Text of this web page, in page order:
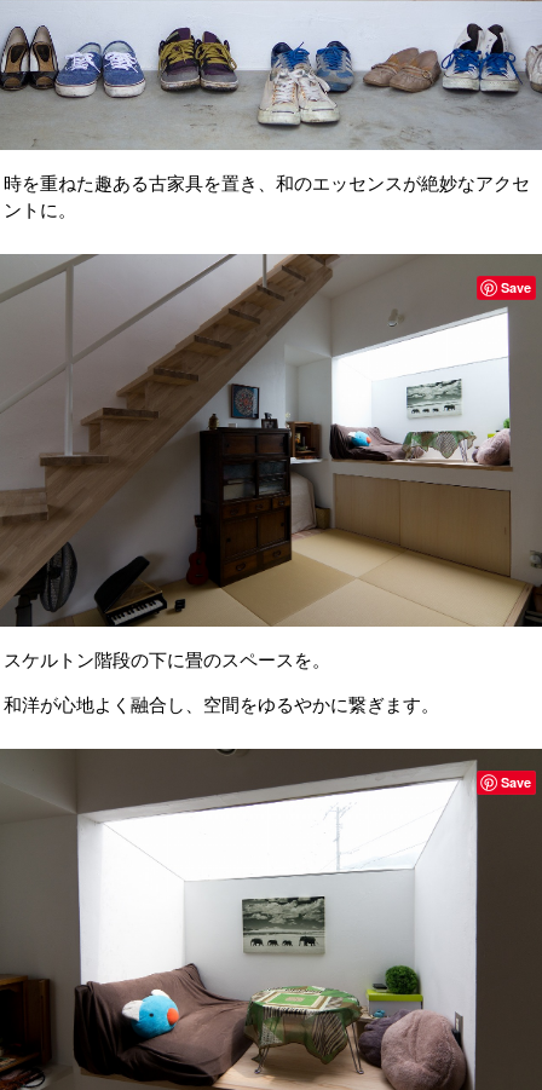
時を重ねた趣ある古家具を置き、和のエッセンスが絶妙なアクセ
ントに。
スケルトン階段の下に畳のスペースを。
和洋が心地よく融合し、空間をゆるやかに繋ぎます。
Save
Save